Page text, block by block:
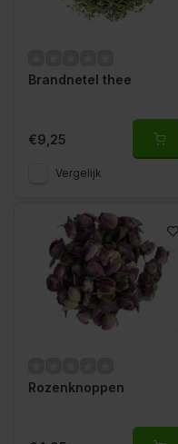
Brandnetel thee
€9,25
Vergelijk
Rozenknoppen